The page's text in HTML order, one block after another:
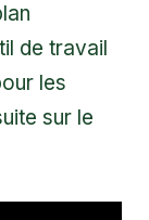
de travail
les
sur le